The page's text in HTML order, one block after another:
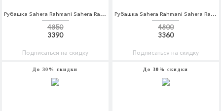
Рубашка Sahera Rahmani Sahera Rahmani MP002XM0YISY
4850
3390
Подписаться на скидку
Рубашка Sahera Rahmani Sahera Rahmani MP002XM0YDOZ
4800
3360
Подписаться на скидку
До 30% скидки До 30% скидки